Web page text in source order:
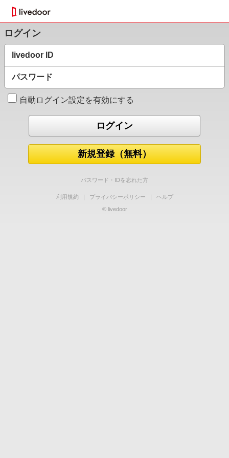
ログイン
livedoor ID
パスワード
自動ログイン設定を有効にする
新規登録（無料）
パスワード・IDを忘れた方
利用規約 ｜ プライバシーポリシー ｜
ヘルプ
© livedoor